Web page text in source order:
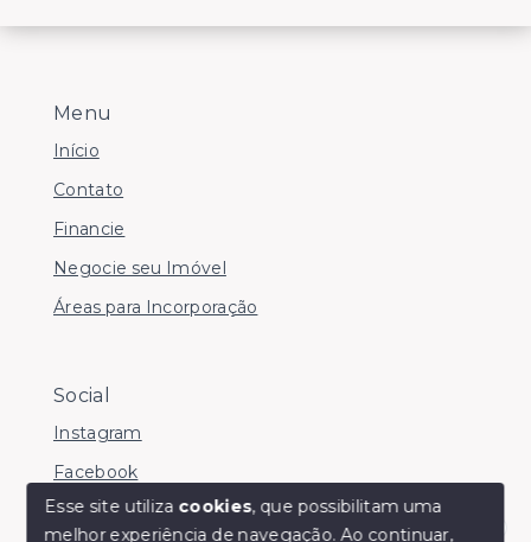
Menu
Início
Contato
Financie
Negocie seu Imóvel
Áreas para Incorporação
Social
Instagram
Facebook
Esse site utiliza cookies, que possibilitam uma
melhor experiência de navegação.Ao continuar,